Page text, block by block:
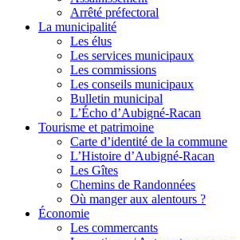
Arrêté préfectoral
La municipalité
Les élus
Les services municipaux
Les commissions
Les conseils municipaux
Bulletin municipal
L’Écho d’Aubigné-Racan
Tourisme et patrimoine
Carte d’identité de la commune
L’Histoire d’Aubigné-Racan
Les Gîtes
Chemins de Randonnées
Où manger aux alentours ?
Économie
Les commercants